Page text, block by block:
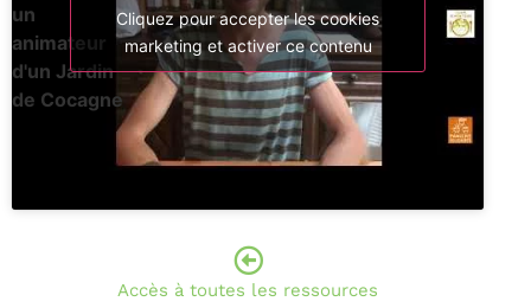
un
animateur
d'un Jardin
de Cocagne
Cliquez pour accepter les cookies
marketing et activer ce contenu
Accès à toutes les ressources